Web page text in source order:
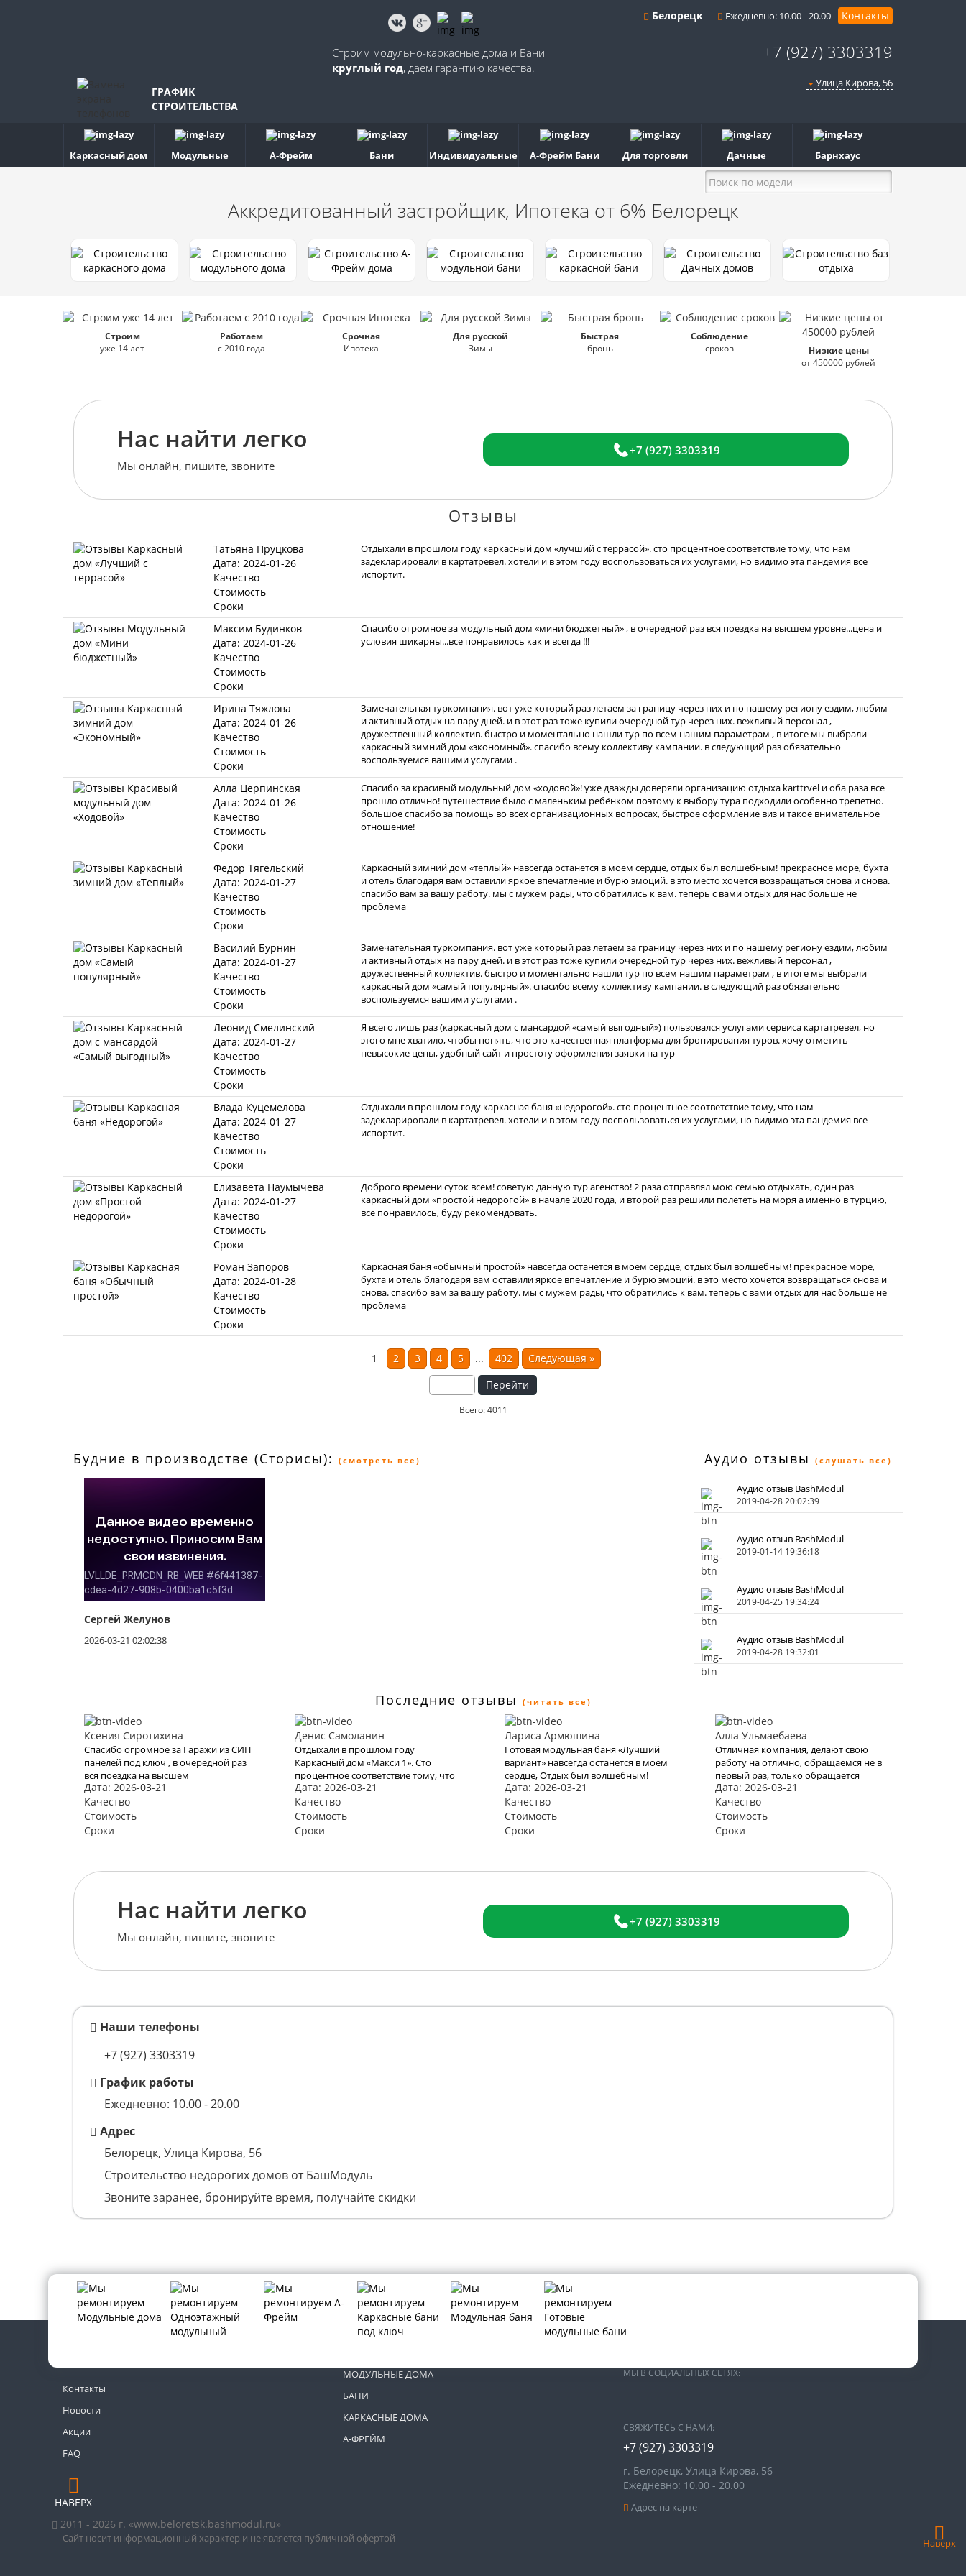
Белорецк Ежедневно: 10.00 - 20.00 Контакты
Строим модульно-каркасные дома и Бани
круглый год, даем гарантию качества.
+7 (927) 3303319
ГРАФИК
СТРОИТЕЛЬСТВА
Улица Кирова, 56
Каркасный дом Модульные А-Фрейм Бани Индивидуальные А-Фрейм Бани Для торговли Дачные Барнхаус
Аккредитованный застройщик, Ипотека от 6% Белорецк
Строим
уже 14 лет
Работаем
с 2010 года
Срочная
Ипотека
Для русской
Зимы
Быстрая
бронь
Соблюдение
сроков
Низкие цены
от 450000 рублей
Нас найти легко
Мы онлайн, пишите, звоните
+7 (927) 3303319
Отзывы
Татьяна Пруцкова
Дата: 2024-01-26
Качество
Стоимость
Сроки
Отдыхали в прошлом году каркасный дом «лучший с террасой». сто процентное соответствие тому, что нам
задекларировали в картатревел. хотели и в этом году воспользоваться их услугами, но видимо эта пандемия все
испортит.
Максим Будинков
Дата: 2024-01-26
Качество
Стоимость
Сроки
Спасибо огромное за модульный дом «мини бюджетный» , в очередной раз вся поездка на высшем уровне...цена и
условия шикарны...все понравилось как и всегда !!!
Ирина Тяжлова
Дата: 2024-01-26
Качество
Стоимость
Сроки
Замечательная туркомпания. вот уже который раз летаем за границу через них и по нашему региону ездим, любим
и активный отдых на пару дней. и в этот раз тоже купили очередной тур через них. вежливый персонал ,
дружественный коллектив. быстро и моментально нашли тур по всем нашим параметрам , в итоге мы выбрали
каркасный зимний дом «экономный». спасибо всему коллективу кампании. в следующий раз обязательно
воспользуемся вашими услугами .
Алла Церпинская
Дата: 2024-01-26
Качество
Стоимость
Сроки
Спасибо за красивый модульный дом «ходовой»! уже дважды доверяли организацию отдыха karttrvel и оба раза все
прошло отлично! путешествие было с маленьким ребёнком поэтому к выбору тура подходили особенно трепетно.
большое спасибо за помощь во всех организационных вопросах, быстрое оформление виз и такое внимательное
отношение!
Фёдор Тягельский
Дата: 2024-01-27
Качество
Стоимость
Сроки
Каркасный зимний дом «теплый» навсегда останется в моем сердце, отдых был волшебным! прекрасное море, бухта
и отель благодаря вам оставили яркое впечатление и бурю эмоций. в это место хочется возвращаться снова и снова.
спасибо вам за вашу работу. мы с мужем рады, что обратились к вам. теперь с вами отдых для нас больше не
проблема
Василий Бурнин
Дата: 2024-01-27
Качество
Стоимость
Сроки
Замечательная туркомпания. вот уже который раз летаем за границу через них и по нашему региону ездим, любим
и активный отдых на пару дней. и в этот раз тоже купили очередной тур через них. вежливый персонал ,
дружественный коллектив. быстро и моментально нашли тур по всем нашим параметрам , в итоге мы выбрали
каркасный дом «самый популярный». спасибо всему коллективу кампании. в следующий раз обязательно
воспользуемся вашими услугами .
Леонид Смелинский
Дата: 2024-01-27
Качество
Стоимость
Сроки
Я всего лишь раз (каркасный дом с мансардой «самый выгодный») пользовался услугами сервиса картатревел, но
этого мне хватило, чтобы понять, что это качественная платформа для бронирования туров. хочу отметить
невысокие цены, удобный сайт и простоту оформления заявки на тур
Влада Куцемелова
Дата: 2024-01-27
Качество
Стоимость
Сроки
Отдыхали в прошлом году каркасная баня «недорогой». сто процентное соответствие тому, что нам
задекларировали в картатревел. хотели и в этом году воспользоваться их услугами, но видимо эта пандемия все
испортит.
Елизавета Наумычева
Дата: 2024-01-27
Качество
Стоимость
Сроки
Доброго времени суток всем! советую данную тур агенство! 2 раза отправлял мою семью отдыхать, один раз
каркасный дом «простой недорогой» в начале 2020 года, и второй раз решили полететь на моря а именно в турцию,
все понравилось, буду рекомендовать.
Роман Запоров
Дата: 2024-01-28
Качество
Стоимость
Сроки
Каркасная баня «обычный простой» навсегда останется в моем сердце, отдых был волшебным! прекрасное море,
бухта и отель благодаря вам оставили яркое впечатление и бурю эмоций. в это место хочется возвращаться снова и
снова. спасибо вам за вашу работу. мы с мужем рады, что обратились к вам. теперь с вами отдых для нас больше не
проблема
1 2 3 4 5 ... 402 Следующая »
Перейти
Всего: 4011
Будние в производстве (Сторисы): (смотреть все) Аудио отзывы (слушать все)
Сергей Желунов
2026-03-21 02:02:38
Аудио отзыв BashModul
2019-04-28 20:02:39
Аудио отзыв BashModul
2019-01-14 19:36:18
Аудио отзыв BashModul
2019-04-25 19:34:24
Аудио отзыв BashModul
2019-04-28 19:32:01
Последние отзывы (читать все)
Ксения Сиротихина
Спасибо огромное за Гаражи из СИП
панелей под ключ , в очередной раз
вся поездка на высшем
уровне...цена и условия
шикарны...все понравилось как и
всегда !!!
Дата: 2026-03-21
Качество
Стоимость
Сроки
Денис Самоланин
Отдыхали в прошлом году
Каркасный дом «Макси 1». Сто
процентное соответствие тому, что
нам задекларировали в КартаТревел.
Хотели и в этом году
воспользоваться их услугами, но
видимо эта пандемия все испортит.
Дата: 2026-03-21
Качество
Стоимость
Сроки
Лариса Армюшина
Готовая модульная баня «Лучший
вариант» навсегда останется в моем
сердце, Отдых был волшебным!
Прекрасное море, бухта и отель
благодаря Вам оставили яркое
впечатление и бурю эмоций. В это
место хочется возвращаться Снова
и снова. Спасибо Вам за Вашу
Дата: 2026-03-21
Качество
Стоимость
Сроки
Алла Ульмаебаева
Отличная компания, делают свою
работу на отлично, обращаемся не в
первый раз, только обращается
будем к вам, последний раз выбрали
Готовая модульная баня «Лучший
вариант»
Дата: 2026-03-21
Качество
Стоимость
Сроки
Наверх
Нас найти легко
Мы онлайн, пишите, звоните
+7 (927) 3303319
Наши телефоны
+7 (927) 3303319
График работы
Ежедневно: 10.00 - 20.00
Адрес
Белорецк, Улица Кирова, 56
Строительство недорогих домов от БашМодуль
Звоните заранее, бронируйте время, получайте скидки
Контакты
Новости
Акции
FAQ
НАВЕРХ
2011 - 2026 г. «www.beloretsk.bashmodul.ru»
МОДУЛЬНЫЕ ДОМА
БАНИ
КАРКАСНЫЕ ДОМА
А-ФРЕЙМ
МЫ В СОЦИАЛЬНЫХ СЕТЯХ:
СВЯЖИТЕСЬ С НАМИ:
+7 (927) 3303319
г. Белорецк, Улица Кирова, 56
Ежедневно: 10.00 - 20.00
Адрес на карте
Сайт носит информационный характер и не является публичной офертой